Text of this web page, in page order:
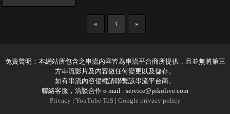
« 1 »
免責聲明：本網站所包含之串流內容皆為串流平台商所提供，且並無將第三
方串流影片及內容做任何變更以及儲存。
如有串流內容侵權請聯繫該串流平台商。
聯絡客服，洽談合作 e-mail : service@pikolive.com
Privacy | YouTube ToS| Google privacy policy